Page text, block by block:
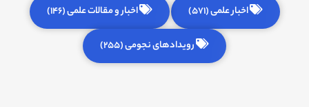
اخبار علمی (571) اخبار و مقالات علمی (146)
رویدادهای نجومی (255)